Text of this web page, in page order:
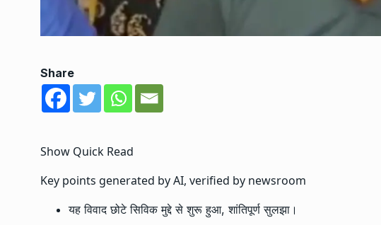
Share
Show Quick Read
Key points generated by AI, verified by newsroom
यह विवाद छोटे सिविक मुद्दे से शुरू हुआ, शांतिपूर्ण सुलझा।